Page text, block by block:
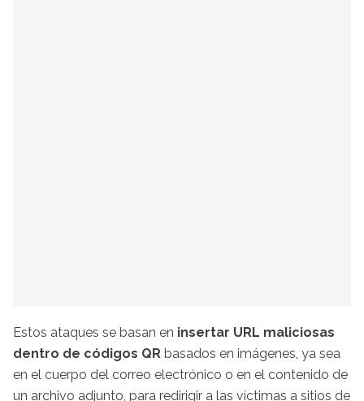
Estos ataques se basan en insertar URL maliciosas
dentro de códigos QR basados en imágenes, ya sea
en el cuerpo del correo electrónico o en el contenido de
un archivo adjunto, para redirigir a las víctimas a sitios de